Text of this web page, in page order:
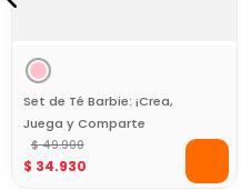
Set de Té Barbie: ¡Crea,
Juega y Comparte
Momentos!
$ 49.900
$ 34.930